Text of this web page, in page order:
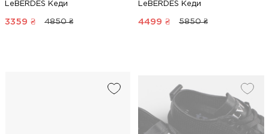
LeBERDES Кеди
3359 ₴ 4850 ₴
LeBERDES Кеди
4499 ₴ 5850 ₴